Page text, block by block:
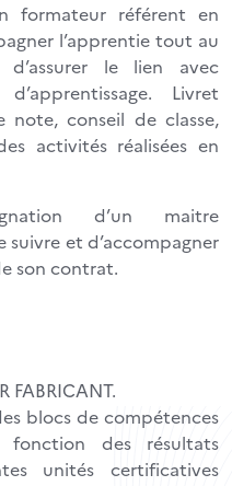
formateur référent en
l’apprentie tout au
le lien avec
Livret
note, conseil de classe,
activités réalisées en
d’un maitre
suivre et d’accompagner
son contrat.
FABRICANT.
blocs de compétences
des résultats
unités certificatives